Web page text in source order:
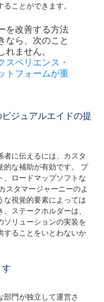
ことができます。
を改善する方法
なら、次のこと
れません。
スペリエンス・
トフォームが重
ジュアルエイドの提
者に伝えるには、カスタ
的な補助が有効です。 プ
、ロードマップソフトな
スタマージャーニーのよ
な視覚的要素によっては
ステークホルダーは、
ソリューションの実装を
することをいとわないか
部門が独立して運営さ